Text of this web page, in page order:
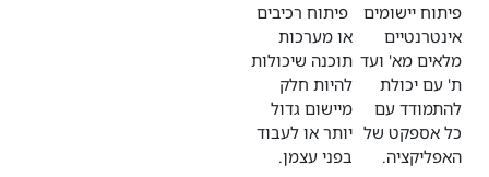
פיתוח יישומים
אינטרנטיים
מלאים מא' ועד
ת' עם יכולת
להתמודד עם
כל אספקט של
האפליקציה.
פיתוח רכיבים
או מערכות
תוכנה שיכולות
להיות חלק
מיישום גדול
יותר או לעבוד
בפני עצמן.